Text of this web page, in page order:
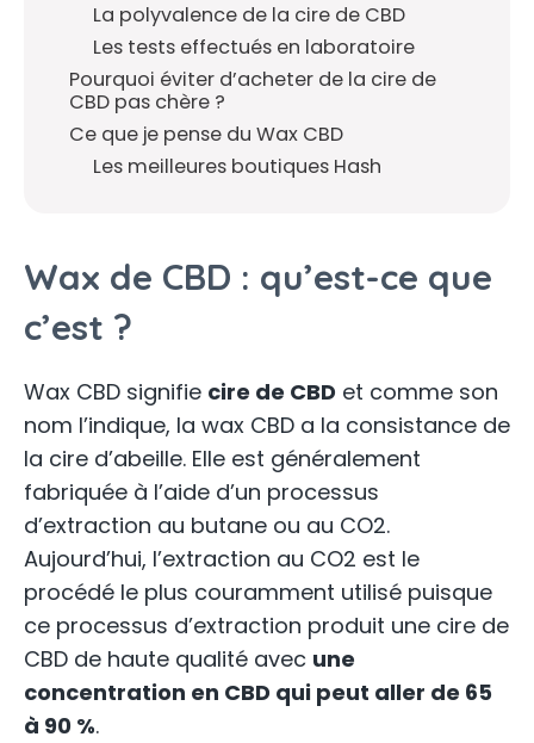
La polyvalence de la cire de CBD
Les tests effectués en laboratoire
Pourquoi éviter d’acheter de la cire de
CBD pas chère ?
Ce que je pense du Wax CBD
Les meilleures boutiques Hash
Wax de CBD : qu’est-ce que
c’est ?
Wax CBD signifie cire de CBD et comme son
nom l’indique, la wax CBD a la consistance de
la cire d’abeille. Elle est généralement
fabriquée à l’aide d’un processus
d’extraction au butane ou au CO2.
Aujourd’hui, l’extraction au CO2 est le
procédé le plus couramment utilisé puisque
ce processus d’extraction produit une cire de
CBD de haute qualité avec une
concentration en CBD qui peut aller de 65
à 90 %.